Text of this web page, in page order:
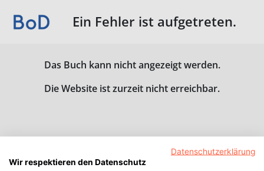
Ein Fehler ist aufgetreten.
Das Buch kann nicht angezeigt werden.
Die Website ist zurzeit nicht erreichbar.
Datenschutzerklärung
Wir respektieren den Datenschutz